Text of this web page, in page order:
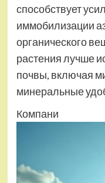
способствует
иммобилизации
органического
растения лучше
почвы, включая
минеральные
Компани